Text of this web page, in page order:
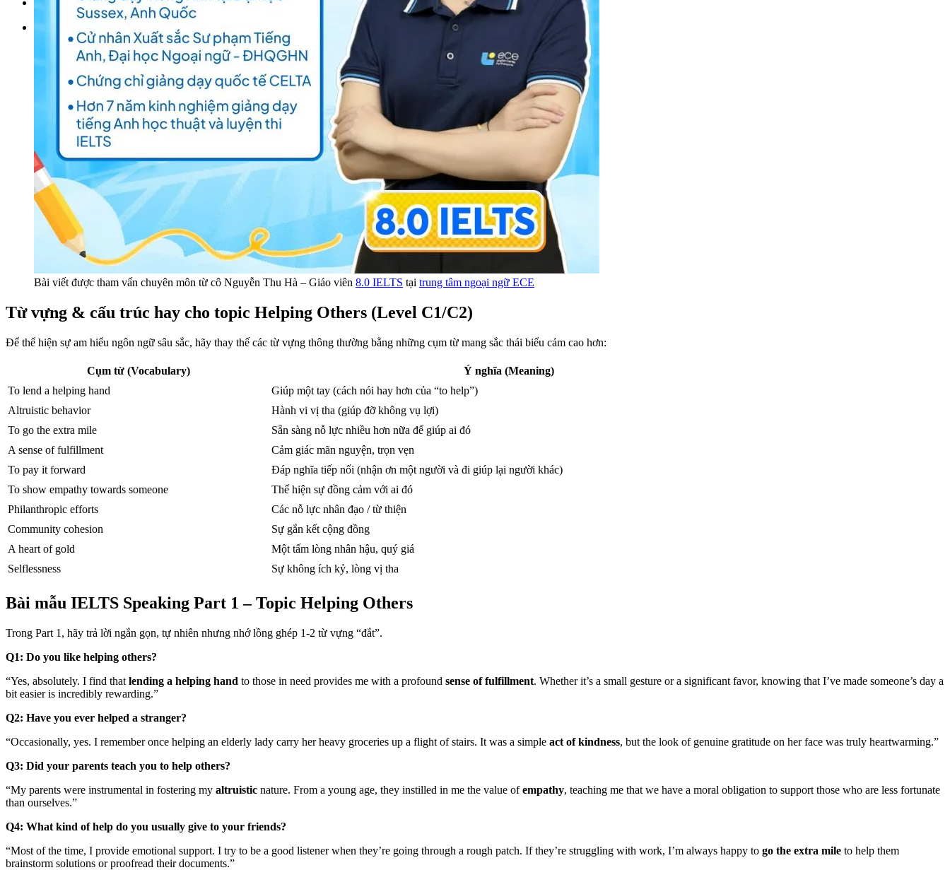
Đặt lịch / Tư vấn
Bài viết được tham vấn chuyên môn từ cô Nguyễn Thu Hà – Giáo viên 8.0 IELTS tại trung tâm ngoại ngữ ECE
Từ vựng & cấu trúc hay cho topic Helping Others (Level C1/C2)
Để thể hiện sự am hiểu ngôn ngữ sâu sắc, hãy thay thế các từ vựng thông thường bằng những cụm từ mang sắc thái biểu cảm cao hơn:
Cụm từ (Vocabulary)
Ý nghĩa (Meaning)
To lend a helping hand
Giúp một tay (cách nói hay hơn của “to help”)
Altruistic behavior
Hành vi vị tha (giúp đỡ không vụ lợi)
To go the extra mile
Sẵn sàng nỗ lực nhiều hơn nữa để giúp ai đó
A sense of fulfillment
Cảm giác mãn nguyện, trọn vẹn
To pay it forward
Đáp nghĩa tiếp nối (nhận ơn một người và đi giúp lại người khác)
To show empathy towards someone
Thể hiện sự đồng cảm với ai đó
Philanthropic efforts
Các nỗ lực nhân đạo / từ thiện
Community cohesion
Sự gắn kết cộng đồng
A heart of gold
Một tấm lòng nhân hậu, quý giá
Selflessness
Sự không ích kỷ, lòng vị tha
Bài mẫu IELTS Speaking Part 1 – Topic Helping Others
Trong Part 1, hãy trả lời ngắn gọn, tự nhiên nhưng nhớ lồng ghép 1-2 từ vựng “đắt”.
Q1: Do you like helping others?
“Yes, absolutely. I find that lending a helping hand to those in need provides me with a profound sense of fulfillment. Whether it’s a small gesture or a significant favor, knowing that I’ve made someone’s day a
bit easier is incredibly rewarding.”
Q2: Have you ever helped a stranger?
“Occasionally, yes. I remember once helping an elderly lady carry her heavy groceries up a flight of stairs. It was a simple act of kindness, but the look of genuine gratitude on her face was truly heartwarming.”
Q3: Did your parents teach you to help others?
“My parents were instrumental in fostering my altruistic nature. From a young age, they instilled in me the value ofempathy, teaching me that we have a moral obligation to support those who are less fortunate
than ourselves.”
Q4: What kind of help do you usually give to your friends?
“Most of the time, I provide emotional support. I try to be a good listener when they’re going through a rough patch. If they’re struggling with work, I’m always happy to go the extra mile to help them
brainstorm solutions or proofread their documents.”